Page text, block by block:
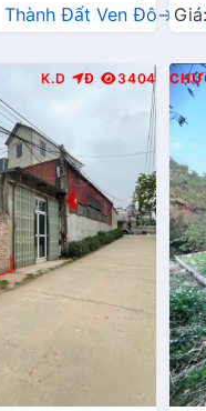
Thành Đất Ven Đô→ Giá:
K.D Đ 3404